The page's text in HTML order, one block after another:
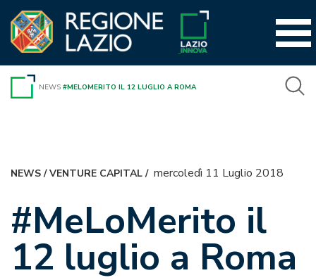
contenuto
NEWS #MELOMERITO IL 12 LUGLIO A ROMA
NEWS/VENTURE CAPITAL/ mercoledì 11 Luglio 2018
#MeLoMerito il
12 luglio a Roma